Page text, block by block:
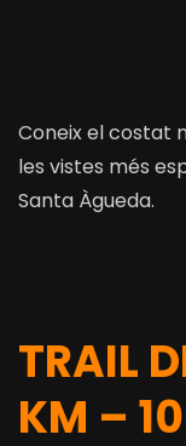
Coneix el costat
les vistes més
Santa Àgueda.
TRAIL
KM –